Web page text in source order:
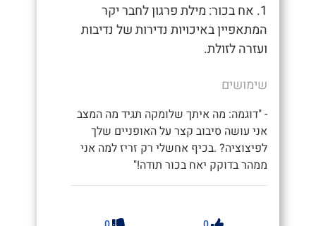
1. אח בכור: מילת פרגון לחבר יקר
המתאפיין באיכויות נדירות של נדיבות
ועזרה לזולת.
שימושים
- "דוגמה: מה איתך שלומקה תגיד מה המצב
אני עושה סיבוב קצר על האופניים שלך
לפיצוציה? .בכיף אחשלי רק זריז למה אני
ממהר בדוקק יאח בכור תודה!"